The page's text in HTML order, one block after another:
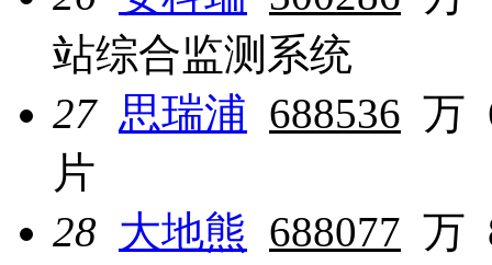
站综合监测系统
27 思瑞浦 688536 万
片
28 大地熊 688077 万